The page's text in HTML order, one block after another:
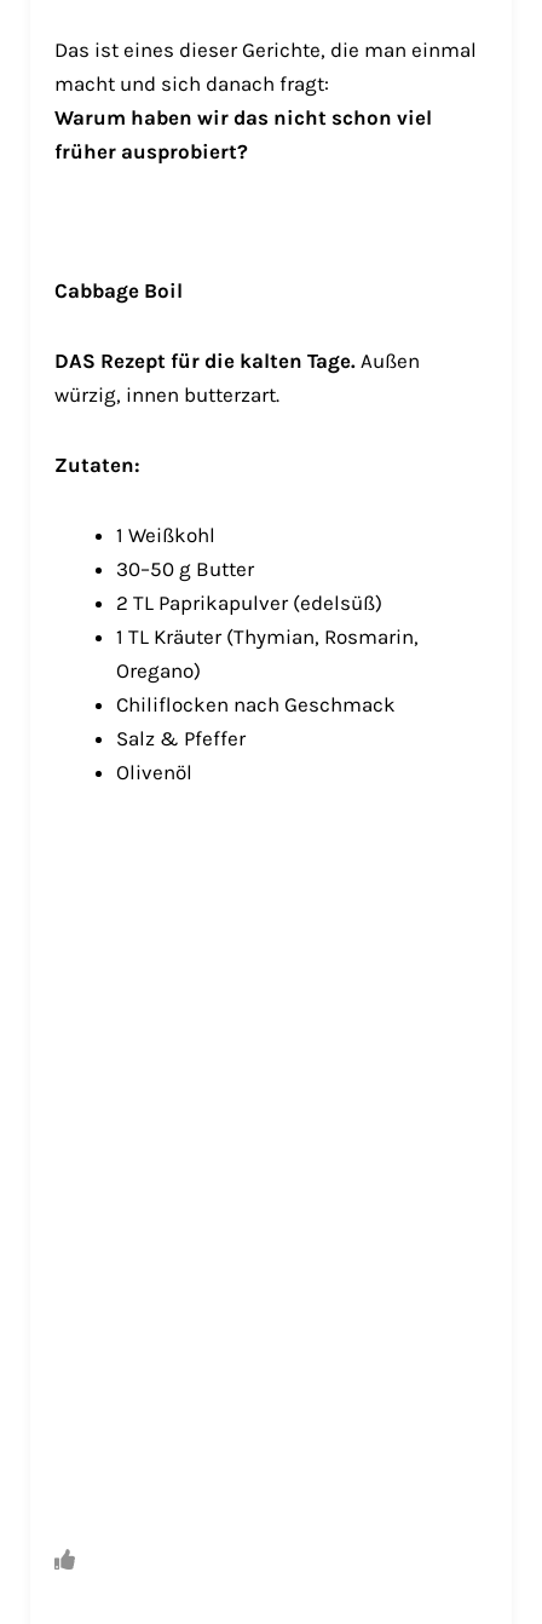
Das ist eines dieser Gerichte, die man einmal
macht und sich danach fragt:
Warum haben wir das nicht schon viel
früher ausprobiert?
Cabbage Boil
DAS Rezept für die kalten Tage. Außen
würzig, innen butterzart.
Zutaten:
1 Weißkohl
30–50 g Butter
2 TL Paprikapulver (edelsüß)
1 TL Kräuter (Thymian, Rosmarin,
Oregano)
Chiliflocken nach Geschmack
Salz & Pfeffer
Olivenöl